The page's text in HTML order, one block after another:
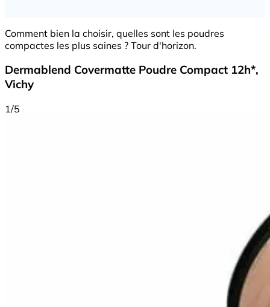
Comment bien la choisir, quelles sont les poudres
compactes les plus saines ? Tour d'horizon.
Dermablend Covermatte Poudre Compact 12h*,
Vichy
1/5